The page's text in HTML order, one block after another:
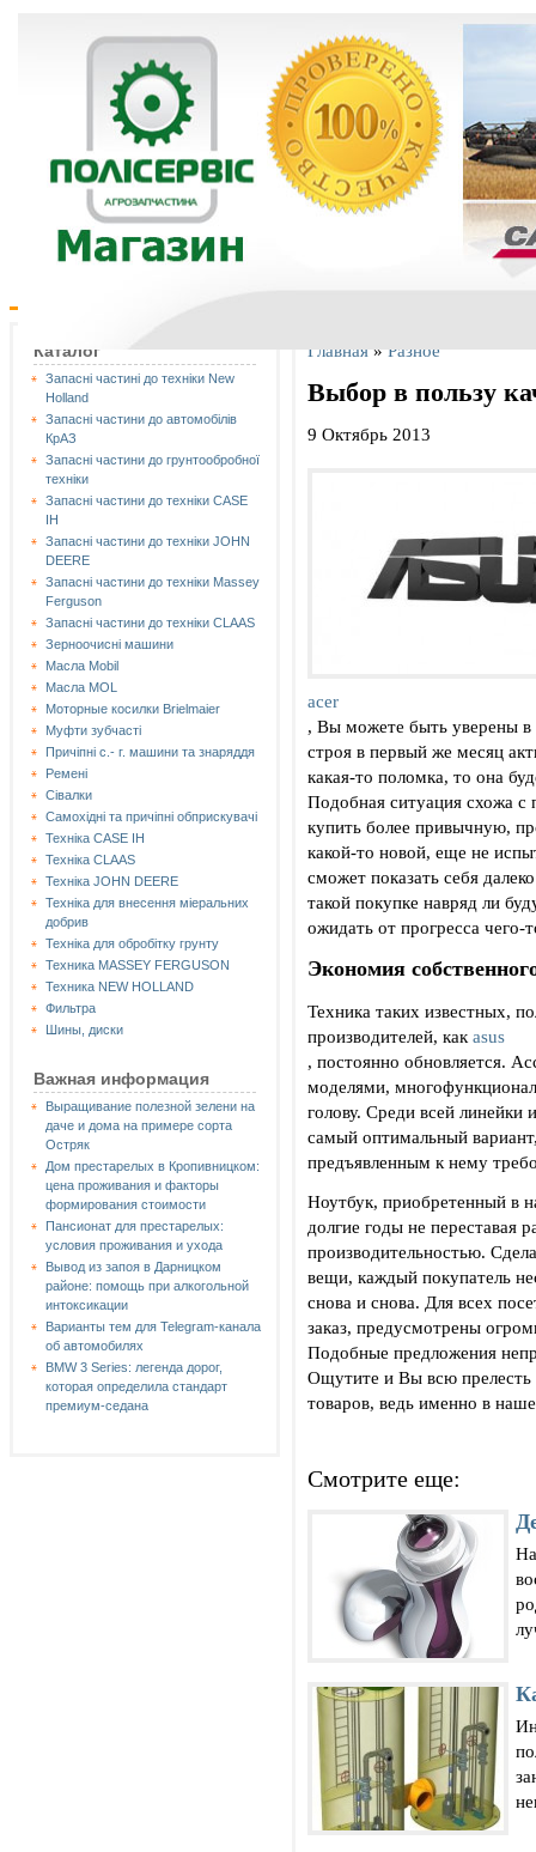
Каталог
Запасні частині до техніки New
Holland
Запасні частини до автомобілів
КрАЗ
Запасні частини до грунтообробної
техніки
Запасні частини до техніки CASE
IH
Запасні частини до техніки JOHN
DEERE
Запасні частини до техніки Massey
Ferguson
Запасні частини до техніки СLAAS
Зерноочисні машини
Масла Mobil
Масла MOL
Моторные косилки Brielmaier
Муфти зубчасті
Причіпні с.- г. машини та знаряддя
Ремені
Сівалки
Самохідні та причіпні обприскувачі
Техніка CASE IH
Техніка CLAAS
Техніка JOHN DEERE
Техніка для внесення міеральних
добрив
Техніка для обробітку грунту
Техника MASSEY FERGUSON
Техника NEW HOLLAND
Фильтра
Шины, диски
Важная информация
Выращивание полезной зелени на
даче и дома на примере сорта
Остряк
Дом престарелых в Кропивницком:
цена проживания и факторы
формирования стоимости
Пансионат для престарелых:
условия проживания и ухода
Вывод из запоя в Дарницком
районе: помощь при алкогольной
интоксикации
Варианты тем для Telegram-канала
об автомобилях
BMW 3 Series: легенда дорог,
которая определила стандарт
премиум-седана
Главная»Разное
Выбор в пользу
9 Октябрь 2013
acer
, Вы можете быть уверены в
строя в первый же месяц
какая-то поломка, то она
Подобная ситуация схожа с
купить более привычную,
какой-то новой, еще не
сможет показать себя
такой покупке навряд ли
ожидать от прогресса чего-
Экономия
Техника таких известных,
производителей, как asus
, постоянно обновляется.
моделями,
голову. Среди всей линейки
самый оптимальный
предъявленным к нему
Ноутбук, приобретенный в
долгие годы не переставая
производительностью.
вещи, каждый покупатель
снова и снова. Для всех
заказ, предусмотрены
Подобные предложения
Ощутите и Вы всю прелесть
товаров, ведь именно в
Смотрите еще: